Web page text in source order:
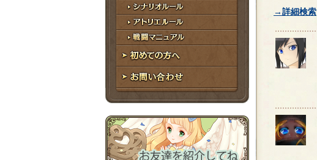
ゲームマニュアル
シナリオルール
アトリエルール
戦闘マニュアル
初めての方へ
お問い合わせ
→詳細検索